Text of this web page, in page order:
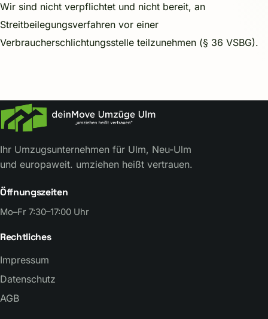
Wir sind nicht verpflichtet und nicht bereit, an
Streitbeilegungsverfahren vor einer
Verbraucherschlichtungsstelle teilzunehmen (§ 36 VSBG).
Ihr Umzugsunternehmen für Ulm, Neu-Ulm
und europaweit. umziehen heißt vertrauen.
Öffnungszeiten
Mo–Fr 7:30–17:00 Uhr
Rechtliches
Impressum
Datenschutz
AGB